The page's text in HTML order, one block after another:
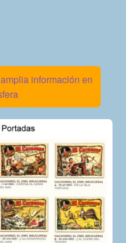
información en